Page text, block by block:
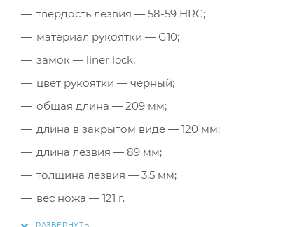
твердость лезвия — 58-59 HRC;
материал рукоятки — G10;
замок — liner lock;
цвет рукоятки — черный;
общая длина — 209 мм;
длина в закрытом виде — 120 мм;
длина лезвия — 89 мм;
толщина лезвия — 3,5 мм;
вес ножа — 121 г.